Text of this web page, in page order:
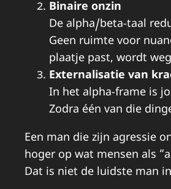
Binaire onzin
De alpha/beta-taal
Geen ruimte voor
plaatje past, wordt
Externalisatie van
In het alpha-frame is
Zodra één van die
Een man die zijn agressie
hoger op wat mensen als
Dat is niet de luidste man